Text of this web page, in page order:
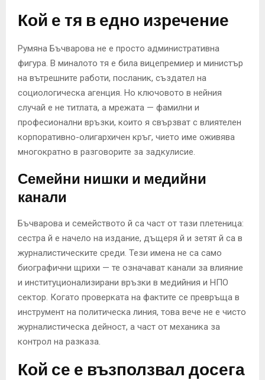
Кой е тя в едно изречение
Румяна Бъчварова не е просто административна
фигура. В миналото тя е била вицепремиер и министър
на вътрешните работи, посланик, създател на
социологическа агенция. Но ключовото в нейния
случай е не титлата, а мрежата — фамилни и
професионални връзки, които я свързват с влиятелен
корпоративно-олигархичен кръг, чието име оживява
многократно в разговорите за задкулисие.
Семейни нишки и медийни
канали
Бъчварова и семейството й са част от тази плетеница:
сестра й е начело на издание, дъщеря й и зетят й са в
журналистическите среди. Тези имена не са само
биографични щрихи — те означават канали за влияние
и институционализирани връзки в медийния и НПО
сектор. Когато проверката на фактите се превръща в
инструмент на политическа линия, това вече не е чисто
журналистическа дейност, а част от механика за
контрол на разказа.
Кой се е възползвал досега